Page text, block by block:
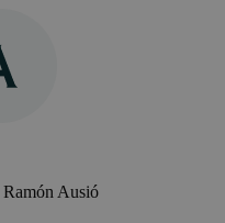
Ramón Ausió